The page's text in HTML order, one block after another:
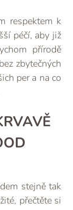
respektem k
péčí, aby již
přírodě
zbytečných
per a na co
stejně tak
přečtěte si